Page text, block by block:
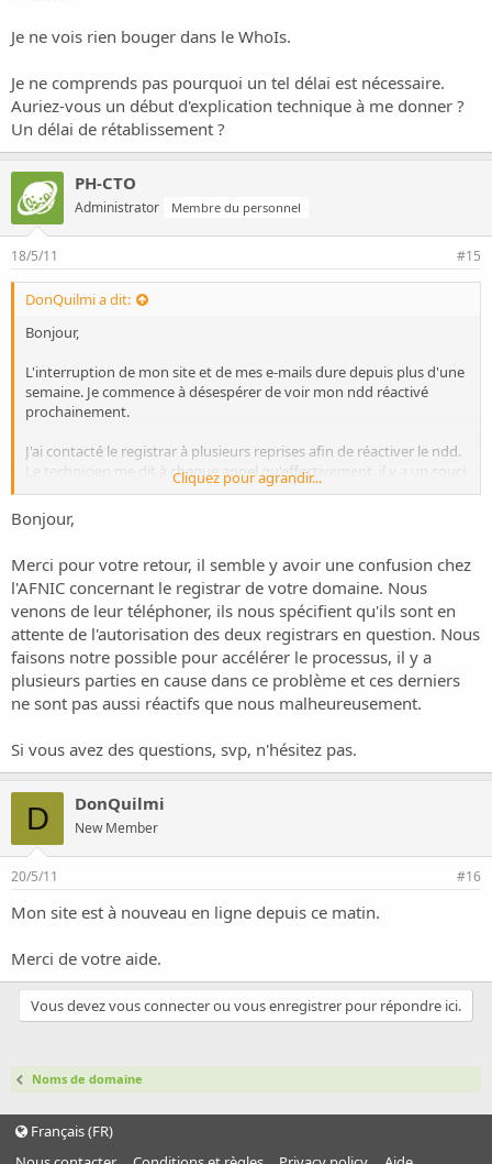
Je ne vois rien bouger dans le WhoIs.
Je ne comprends pas pourquoi un tel délai est nécessaire.
Auriez-vous un début d'explication technique à me donner ?
Un délai de rétablissement ?
PH-CTO
Administrator Membre du personnel
18/5/11 #15
DonQuilmi a dit:
Bonjour,
L'interruption de mon site et de mes e-mails dure depuis plus d'une
semaine. Je commence à désespérer de voir mon ndd réactivé
prochainement.
J'ai contacté le registrar à plusieurs reprises afin de réactiver le ndd.
Le technicien me dit à chaque appel qu'effectivement, il y a un souci
sur mon ndd, mais qu'il a fait le nécessaire pour débloquer la
situation (souci à nouveau présent lors de l'appel suivant).
Je ne comprends pas pourquoi un tel délai est nécessaire. Auriez-
vous un début d'explication technique à me donner ? Un délai de
rétablissement ?
Cliquez pour agrandir...
Bonjour,
Merci pour votre retour, il semble y avoir une confusion chez
l'AFNIC concernant le registrar de votre domaine. Nous
venons de leur téléphoner, ils nous spécifient qu'ils sont en
attente de l'autorisation des deux registrars en question. Nous
faisons notre possible pour accélérer le processus, il y a
plusieurs parties en cause dans ce problème et ces derniers
ne sont pas aussi réactifs que nous malheureusement.
Si vous avez des questions, svp, n'hésitez pas.
D DonQuilmi
New Member
20/5/11 #16
Mon site est à nouveau en ligne depuis ce matin.
Merci de votre aide.
Vous devez vous connecter ou vous enregistrer pour répondre ici.
Noms de domaine
Français (FR)